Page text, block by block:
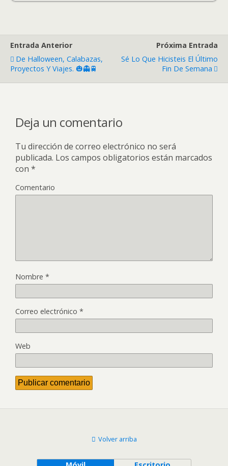
Entrada Anterior
De Halloween, Calabazas,
Proyectos Y Viajes. 🎃👻🚆
Próxima Entrada
Sé Lo Que Hicisteis El Último
Fin De Semana
Deja un comentario
Tu dirección de correo electrónico no será
publicada. Los campos obligatorios están marcados
con *
Comentario
Nombre *
Correo electrónico *
Web
Volver arriba